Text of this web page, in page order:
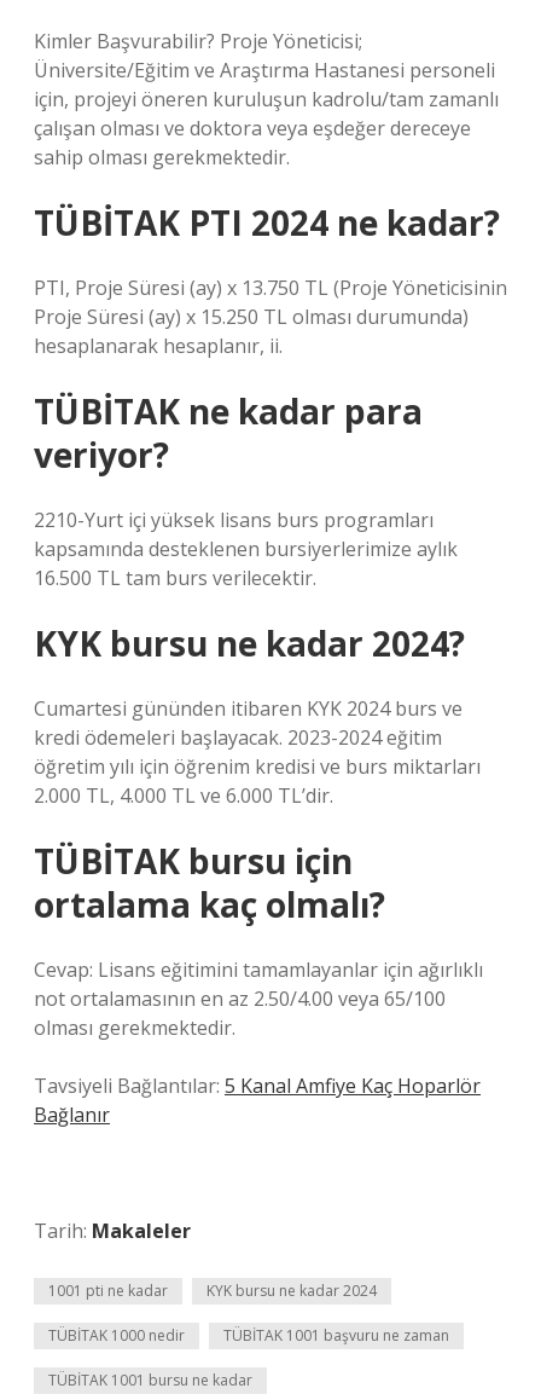
Kimler Başvurabilir? Proje Yöneticisi;
Üniversite/Eğitim ve Araştırma Hastanesi personeli
için, projeyi öneren kuruluşun kadrolu/tam zamanlı
çalışan olması ve doktora veya eşdeğer dereceye
sahip olması gerekmektedir.
TÜBİTAK PTI 2024 ne kadar?
PTI, Proje Süresi (ay) x 13.750 TL (Proje Yöneticisinin
Proje Süresi (ay) x 15.250 TL olması durumunda)
hesaplanarak hesaplanır, ii.
TÜBİTAK ne kadar para
veriyor?
2210-Yurt içi yüksek lisans burs programları
kapsamında desteklenen bursiyerlerimize aylık
16.500 TL tam burs verilecektir.
KYK bursu ne kadar 2024?
Cumartesi gününden itibaren KYK 2024 burs ve
kredi ödemeleri başlayacak. 2023-2024 eğitim
öğretim yılı için öğrenim kredisi ve burs miktarları
2.000 TL, 4.000 TL ve 6.000 TL’dir.
TÜBİTAK bursu için
ortalama kaç olmalı?
Cevap: Lisans eğitimini tamamlayanlar için ağırlıklı
not ortalamasının en az 2.50/4.00 veya 65/100
olması gerekmektedir.
Tavsiyeli Bağlantılar: 5 Kanal Amfiye Kaç Hoparlör
Bağlanır
Tarih: Makaleler
1001 pti ne kadar KYK bursu ne kadar 2024
TÜBİTAK 1000 nedir TÜBİTAK 1001 başvuru ne zaman
TÜBİTAK 1001 bursu ne kadar